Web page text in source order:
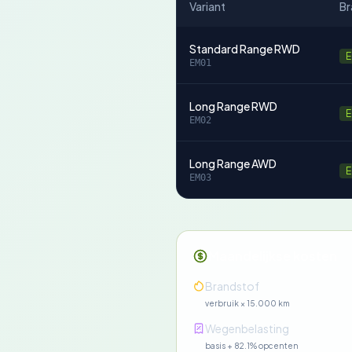
Variant
Standard Range RWD
EM01
Long Range RWD
EM02
Long Range AWD
EM03
Brandstof
verbruik × 15.000 km
Wegenbelasting
basis + 82.1% opcenten